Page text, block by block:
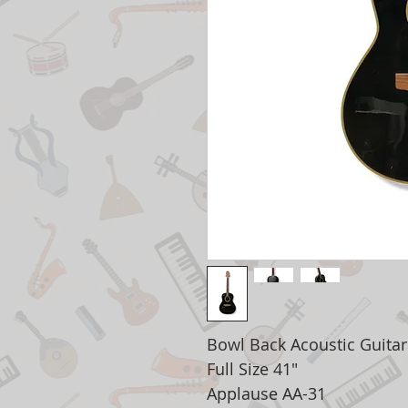
Bowl Back Acoustic
Full Size 41"
Applause AA-31